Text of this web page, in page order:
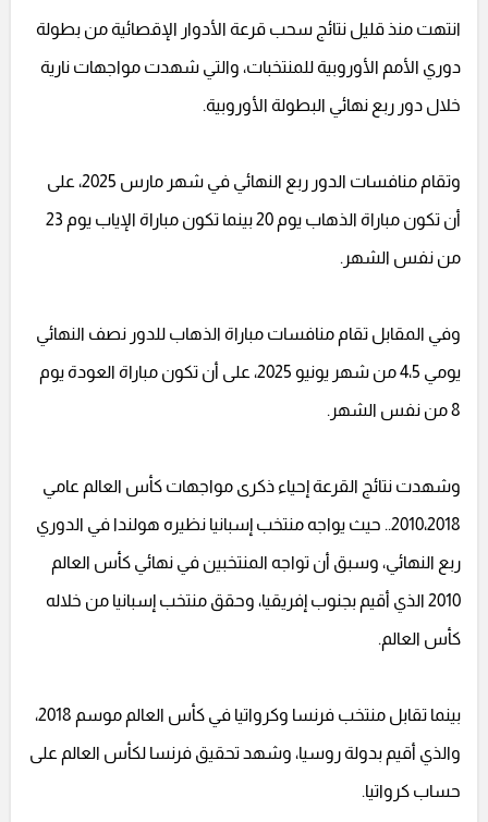
انتهت منذ قليل نتائج سحب قرعة الأدوار الإقصائية من بطولة
دوري الأمم الأوروبية للمنتخبات، والتي شهدت مواجهات نارية
خلال دور ربع نهائي البطولة الأوروبية.
وتقام منافسات الدور ربع النهائي في شهر مارس 2025، على
أن تكون مباراة الذهاب يوم 20 بينما تكون مباراة الإياب يوم 23
من نفس الشهر.
وفي المقابل تقام منافسات مباراة الذهاب للدور نصف النهائي
يومي 4،5 من شهر يونيو 2025، على أن تكون مباراة العودة يوم
8 من نفس الشهر.
وشهدت نتائج القرعة إحياء ذكرى مواجهات كأس العالم عامي
2010،2018.. حيث يواجه منتخب إسبانيا نظيره هولندا في الدوري
ربع النهائي، وسبق أن تواجه المنتخبين في نهائي كأس العالم
2010 الذي أقيم بجنوب إفريقيا، وحقق منتخب إسبانيا من خلاله
كأس العالم.
بينما تقابل منتخب فرنسا وكرواتيا في كأس العالم موسم 2018،
والذي أقيم بدولة روسيا، وشهد تحقيق فرنسا لكأس العالم على
حساب كرواتيا.